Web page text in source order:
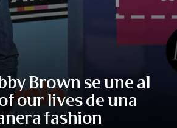
Brown se une al
our lives de una
fashion